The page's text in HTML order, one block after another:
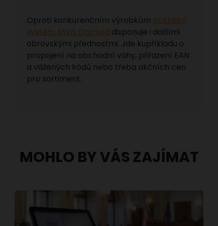
Oproti konkurenčním výrobkům pokladní
systém AWIS Obchod disponuje i dalšími
obrovskými přednostmi. Jde kupříkladu o
propojení na obchodní váhy, přiřazení EAN
a vážených kódů nebo třeba akčních cen
pro sortiment.
MOHLO BY VÁS ZAJÍMAT